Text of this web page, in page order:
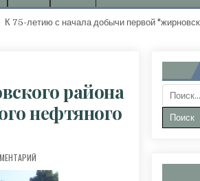
с начала добычи первой
района
нефтяного
К ПОЗДРАВЛЕНИЕ С 60-ЛЕТИЕМ
Поиск: